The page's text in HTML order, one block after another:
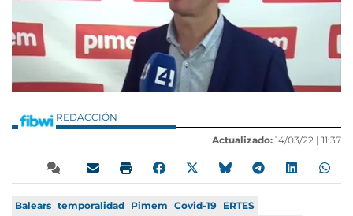
REDACCIÓN
Actualizado: 14/03/22 | 11:37
Balears temporalidad Pimem Covid-19 ERTES